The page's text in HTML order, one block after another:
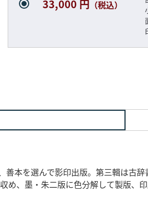
33,000 円 （税込）
本を選んで影印出版。第三輯は古
め、墨・朱二版に色分解して製版、印